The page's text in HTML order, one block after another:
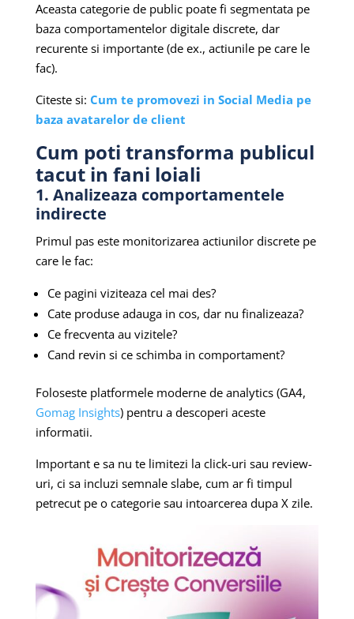
Aceasta categorie de public poate fi segmentata pe
baza comportamentelor digitale discrete, dar
recurente si importante (de ex., actiunile pe care le
fac).
Citeste si: Cum te promovezi in Social Media pe
baza avatarelor de client
Cum poti transforma publicul
tacut in fani loiali
1. Analizeaza comportamentele
indirecte
Primul pas este monitorizarea actiunilor discrete pe
care le fac:
Ce pagini viziteaza cel mai des?
Cate produse adauga in cos, dar nu finalizeaza?
Ce frecventa au vizitele?
Cand revin si ce schimba in comportament?
Foloseste platformele moderne de analytics (GA4,
Gomag Insights) pentru a descoperi aceste
informatii.
Important e sa nu te limitezi la click-uri sau review-
uri, ci sa incluzi semnale slabe, cum ar fi timpul
petrecut pe o categorie sau intoarcerea dupa X zile.